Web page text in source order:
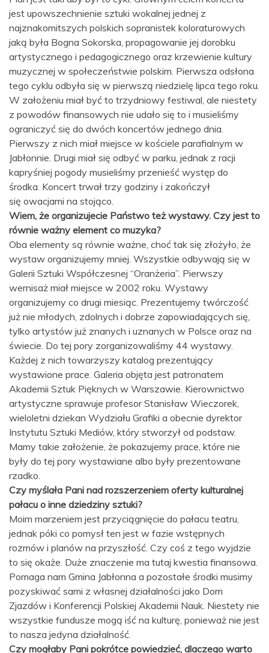
jest upowszechnienie sztuki wokalnej jednej z
najznakomitszych polskich sopranistek koloraturowych
jaką była Bogna Sokorska, propagowanie jej dorobku
artystycznego i pedagogicznego oraz krzewienie kultury
muzycznej w społeczeństwie polskim. Pierwsza odsłona
tego cyklu odbyła się w pierwszą niedzielę lipca tego roku.
W założeniu miał być to trzydniowy festiwal, ale niestety
z powodów finansowych nie udało się to i musieliśmy
ograniczyć się do dwóch koncertów jednego dnia.
Pierwszy z nich miał miejsce w kościele parafialnym w
Jabłonnie. Drugi miał się odbyć w parku, jednak z racji
kapryśniej pogody musieliśmy przenieść występ do
środka. Koncert trwał trzy godziny i zakończył
się owacjami na stojąco.
Wiem, że organizujecie Państwo też wystawy. Czy jest to
równie ważny element co muzyka?
Oba elementy są równie ważne, choć tak się złożyło, że
wystaw organizujemy mniej. Wszystkie odbywają się w
Galerii Sztuki Współczesnej “Oranżeria”. Pierwszy
wernisaż miał miejsce w 2002 roku. Wystawy
organizujemy co drugi miesiąc. Prezentujemy twórczość
już nie młodych, zdolnych i dobrze zapowiadających się,
tylko artystów już znanych i uznanych w Polsce oraz na
świecie. Do tej pory zorganizowaliśmy 44 wystawy.
Każdej z nich towarzyszy katalog prezentujący
wystawione prace. Galeria objęta jest patronatem
Akademii Sztuk Pięknych w Warszawie. Kierownictwo
artystyczne sprawuje profesor Stanisław Wieczorek,
wieloletni dziekan Wydziału Grafiki a obecnie dyrektor
Instytutu Sztuki Mediów, który stworzył od podstaw.
Mamy takie założenie, że pokazujemy prace, które nie
były do tej pory wystawiane albo były prezentowane
rzadko.
Czy myślała Pani nad rozszerzeniem oferty kulturalnej
pałacu o inne dziedziny sztuki?
Moim marzeniem jest przyciągnięcie do pałacu teatru,
jednak póki co pomysł ten jest w fazie wstępnych
rozmów i planów na przyszłość. Czy coś z tego wyjdzie
to się okaże. Duże znaczenie ma tutaj kwestia finansowa.
Pomaga nam Gmina Jabłonna a pozostałe środki musimy
pozyskiwać sami z własnej działalności jako Dom
Zjazdów i Konferencji Polskiej Akademii Nauk. Niestety nie
wszystkie fundusze mogą iść na kulturę, ponieważ nie jest
to nasza jedyna działalność.
Czy mogłaby Pani pokrótce powiedzieć, dlaczego warto